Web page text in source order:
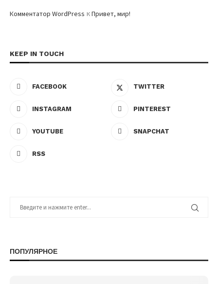
Комментатор WordPress кПривет, мир!
KEEP IN TOUCH
FACEBOOK TWITTER
INSTAGRAM PINTEREST
YOUTUBE SNAPCHAT
RSS
ПОПУЛЯРНОЕ